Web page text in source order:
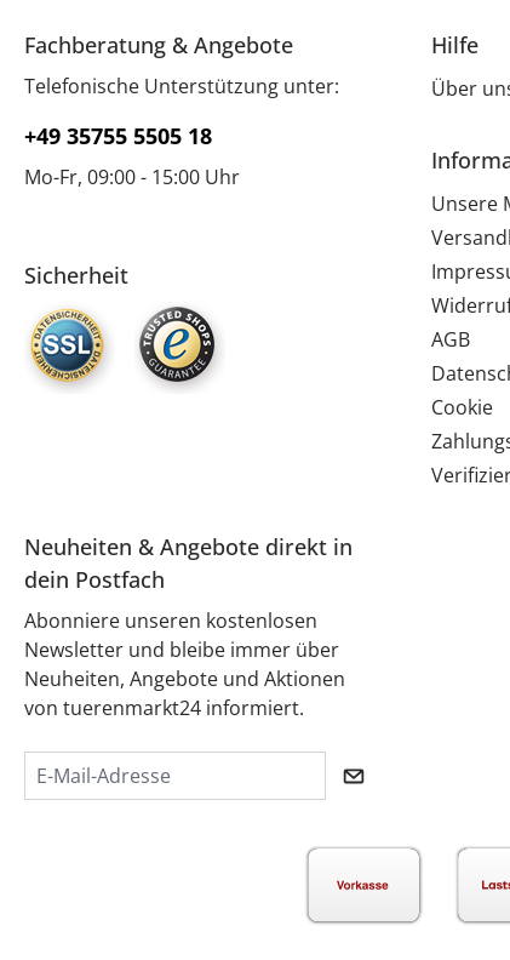
Fachberatung & Angebote
Telefonische Unterstützung unter:
+49 35755 5505 18
Mo-Fr, 09:00 - 15:00 Uhr
Sicherheit
Hilfe
Über
Unsere
AGB
Cookie
Neuheiten & Angebote direkt in
dein Postfach
Abonniere unseren kostenlosen
Newsletter und bleibe immer über
Neuheiten, Angebote und Aktionen
von tuerenmarkt24 informiert.